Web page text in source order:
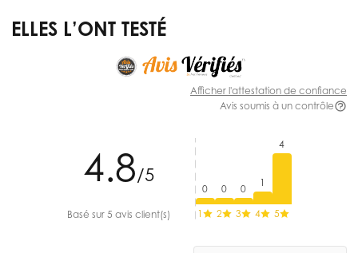
ELLES L’ONT TESTÉ
Afficher l'attestation de confiance
Avis soumis à un contrôle
4.8/5
Basé sur 5 avis client(s)
0
1
0
2
0
3
1
4
4
5